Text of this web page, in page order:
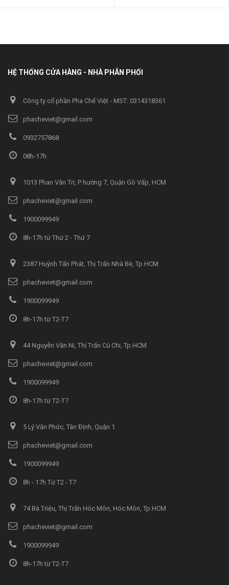
HỆ THỐNG CỬA HÀNG - NHÀ PHÂN PHỐI
Công ty cổ phần Pha Chế Việt - MST: 0314318361
phacheviet@gmail.com
0932757868
08h-17h
1013 Phan Văn Trị, P hường 7, Quận Gò Vấp, HCM
phacheviet@gmail.com
1900099949
8h-17h từ Thứ 2 - Thứ 7
2387 Huỳnh Tấn Phát, Thị Trấn Nhà Bè, Tp.HCM
phacheviet@gmail.com
1900099949
8h-17h từ T2-T7
44 Nguyễn Văn Ni, Thị Trấn Củ Chi, Tp.HCM
phacheviet@gmail.com
1900099949
8h-17h từ T2-T7
5 Lý Văn Phức, Tân Định, Quận 1
phacheviet@gmail.com
1900099949
8h - 17h Từ T2 - T7
74 Bà Triệu, Thị Trấn Hóc Môn, Hóc Môn, Tp.HCM
phacheviet@gmail.com
1900099949
8h-17h từ T2-T7